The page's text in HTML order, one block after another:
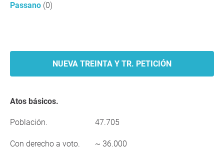
Passano (0)
NUEVA TREINTA Y TR. PETICIÓN
Atos básicos.
Población. 47.705
Con derecho a voto. ~ 36.000